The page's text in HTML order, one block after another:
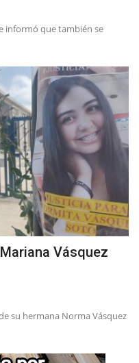
informó que también se
Vásquez
su hermana Norma Vásquez